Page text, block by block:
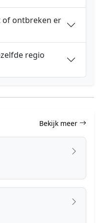
of ontbreken er
regio
Bekijk meer